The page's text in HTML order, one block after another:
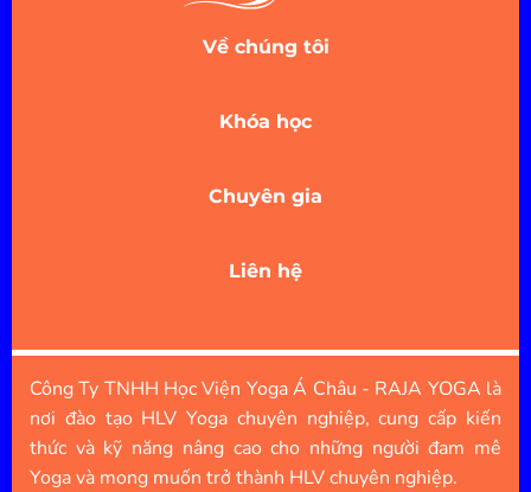
Về chúng tôi
Khóa học
Chuyên gia
Liên hệ
Công Ty TNHH Học Viện Yoga Á Châu - RAJA YOGA là
nơi đào tạo HLV Yoga chuyên nghiệp, cung cấp kiến
thức và kỹ năng nâng cao cho những người đam mê
Yoga và mong muốn trở thành HLV chuyên nghiệp.